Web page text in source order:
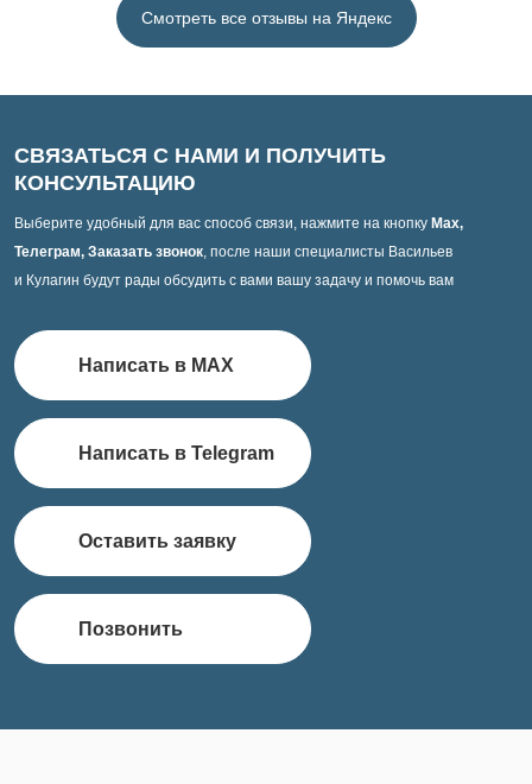
Смотреть все отзывы на Яндекс
СВЯЗАТЬСЯ С НАМИ И ПОЛУЧИТЬ
КОНСУЛЬТАЦИЮ
Выберите удобный для вас способ связи, нажмите на кнопку Max,
Телеграм, Заказать звонок, после наши специалисты Васильев
и Кулагин будут рады обсудить с вами вашу задачу и помочь вам
Написать в MAX
Написать в Telegram
Оставить заявку
Позвонить